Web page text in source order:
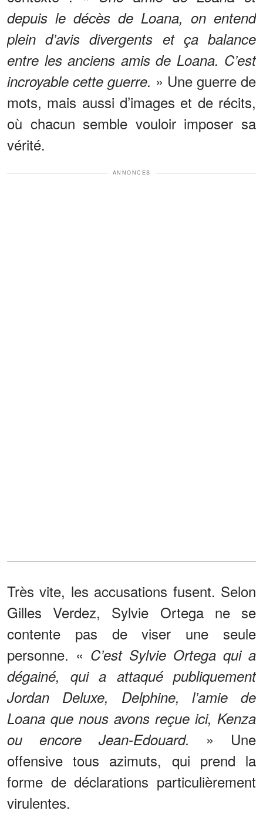
depuis le décès de Loana, on entend
plein d’avis divergents et ça balance
entre les anciens amis de Loana. C’est
incroyable cette guerre. » Une guerre de
mots, mais aussi d’images et de récits,
où chacun semble vouloir imposer sa
vérité.
ANNONCES
Très vite, les accusations fusent. Selon
Gilles Verdez, Sylvie Ortega ne se
contente pas de viser une seule
personne. « C’est Sylvie Ortega qui a
dégainé, qui a attaqué publiquement
Jordan Deluxe, Delphine, l’amie de
Loana que nous avons reçue ici, Kenza
ou encore Jean-Edouard. » Une
offensive tous azimuts, qui prend la
forme de déclarations particulièrement
virulentes.